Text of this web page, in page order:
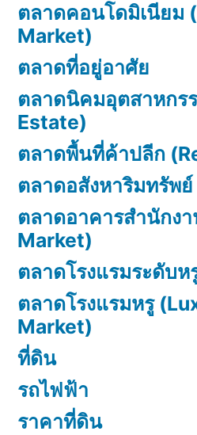
ตลาดคอนโดมิเนียม
Market)
ตลาดที่อยู่อาศัย
ตลาดนิคมอุตสาหกร
Estate)
ตลาดพื้นที่ค้าปลีก
ตลาดอสังหาริมทรัพย์
ตลาดอาคารสำนักง
Market)
ตลาดโรงแรมระดับห
ตลาดโรงแรมหรู
Market)
ที่ดิน
รถไฟฟ้า
ราคาที่ดิน